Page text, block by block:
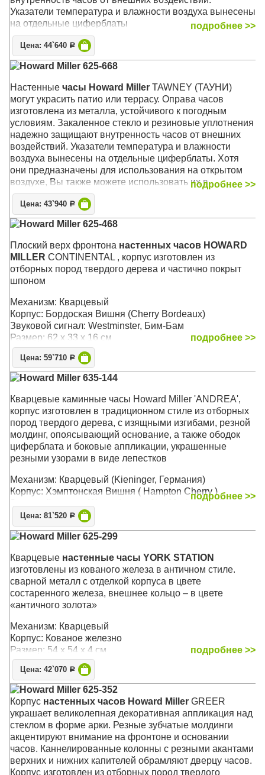
Указатели температура и влажности воздуха вынесены
на отдельные циферблаты
Механизм: Кварцевый
Корпус: Металл (кованый), защитное стекло
Размер: 57 х 57 х 5 см
подробнее >>
Цена: 44`640 Р
Howard Miller 625-668
Настенные часы Howard Miller TAWNEY (ТАУНИ)
могут украсить патио или террасу. Оправа часов
изготовлена из металла, устойчивого к погодным
условиям. Закаленное стекло и резиновые уплотнения
надежно защищают внутренность часов от внешних
воздействий. Указатели температура и влажности
воздуха вынесены на отдельные циферблаты. Хотя
они предназначены для использования на открытом
воздухе, Вы также можете использовать их в
помещении, на кухне, в ванной или в любом другом
месте Вашего дома
Отделка корпуса выполнена в средних тонах
антрацита, которая прекрасно сочетается с любым
внутренним двориком или домашним декором. Белый
циферблат гармонирует с корпусом и контрастно
выделяет выпуклые черные арабские цифры, которые,
в свою очередь, прекрасно сочетаются с изящными
черными стрелками, создавая изысканный вид.
Изящные полуоружности дополнительных
циферблатов термометра ( в градусах Фаренгейта) и
гигрометра легко читаются и придают циферблату еще
больше визуального интереса.
Механизм: Кварцевый
Размер: 62 х 62 х 8 см
подробнее >>
Цена: 43`940 Р
Howard Miller 625-468
Плоский верх фронтона настенных часов HOWARD
MILLER CONTINENTAL , корпус изготовлен из
отборных пород твердого дерева и частично покрыт
шпоном
Механизм: Кварцевый
Корпус: Бордоская Вишня (Cherry Bordeaux)
Звуковой сигнал: Westminster, Бим-Бам
Размер: 62 x 33 х 16 см
подробнее >>
Цена: 59`710 Р
Howard Miller 635-144
Кварцевые каминные часы Howard Miller 'ANDREA',
корпус изготовлен в традиционном стиле из отборных
пород твердого дерева, с изящными изгибами, резной
молдинг, опоясывающий основание, а также ободок
циферблата и боковые аппликации, украшенные
резными узорами в виде лепестков
Механизм: Кварцевый (Kieninger, Германия)
Корпус: Хэмптонская Вишня ( Hampton Cherry )
, Бим-Бом
Размер: 47 х 25 х 13 см
подробнее >>
Цена: 81`520 Р
Howard Miller 625-299
Кварцевые настенные часы YORK STATION
изготовлены из кованого железа в античном стиле.
сварной металл с отделкой корпуса в цвете
состаренного железа, внешнее кольцо – в цвете
«античного золота»
Механизм: Кварцевый
Корпус: Кованое железно
Размер: 54 x 54 х 4 см
подробнее >>
Цена: 42`070 Р
Howard Miller 625-352
Корпус настенных часов Howard Miller GREER
украшает великолепная декоративная аппликация над
стеклом в форме арки. Резные зубчатые молдинги
акцентируют внимание на фронтоне и основании
часов. Каннелированные колонны с резными акантами
верхних и нижних капителей обрамляют дверцу часов.
Корпус изготовлен из отборных пород твердого